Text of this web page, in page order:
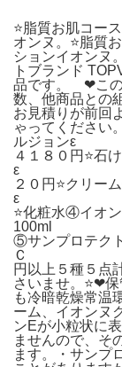
⭐️脂質お肌コー
オンヌ。⭐️脂質
ションイオンヌ
トブランド
品です。 ❤この
数、他商品との
お見積りが前回
ゃってください
ルジ
４１８０円⭐️石
ε
２０円⭐️クリー
ε
⭐️化粧水
100ml ４９
⑤サンプロ
Ｃ
円以上５種５点
さいませ。⭐️❤
も冷暗乾燥常温
ーム、イオンヌ
ンEが小粒状に
ませんので、そ
ます。・サンプ